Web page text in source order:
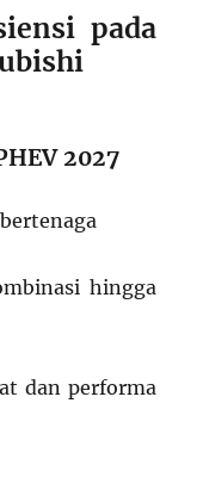
pada
2027
hingga
dan performa